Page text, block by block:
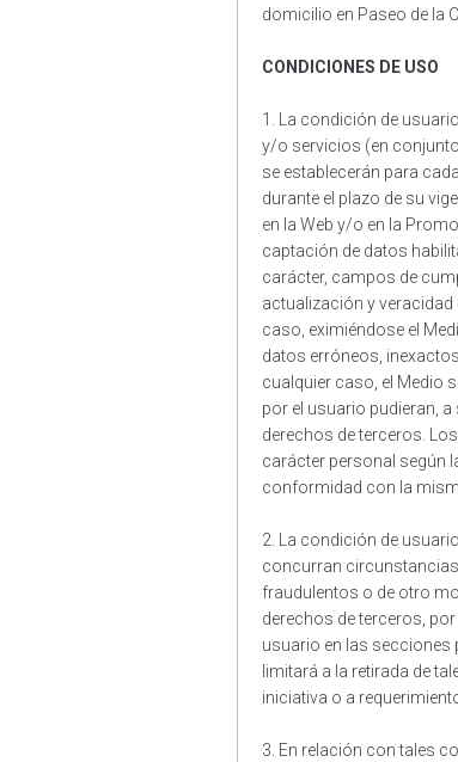
domicilio en Paseo de la
CONDICIONES DE USO
1. La condición de
y/o servicios (en
se establecerán para
durante el plazo de su
en la Web y/o en la
captación de datos
carácter, campos de
actualización y
caso, eximiéndose el
datos erróneos,
cualquier caso, el Medio
por el usuario pudieran,
derechos de terceros.
carácter personal según
conformidad con la
2. La condición de
concurran
fraudulentos o de otro
derechos de terceros,
usuario en las secciones
limitará a la retirada de
iniciativa o a
3. En relación con tales